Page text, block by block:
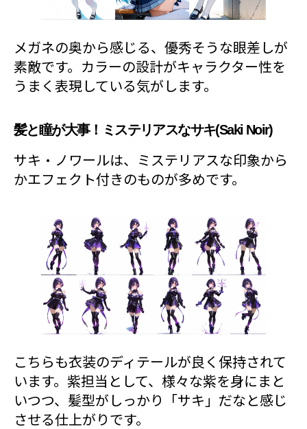
メガネの奥から感じる、優秀そうな眼差しが
素敵です。カラーの設計がキャラクター性を
うまく表現している気がします。
髪と瞳が大事！ミステリアスなサキ(Saki Noir)
サキ・ノワールは、ミステリアスな印象から
かエフェクト付きのものが多めです。
こちらも衣装のディテールが良く保持されて
います。紫担当として、様々な紫を身にまと
いつつ、髪型がしっかり「サキ」だなと感じ
させる仕上がりです。